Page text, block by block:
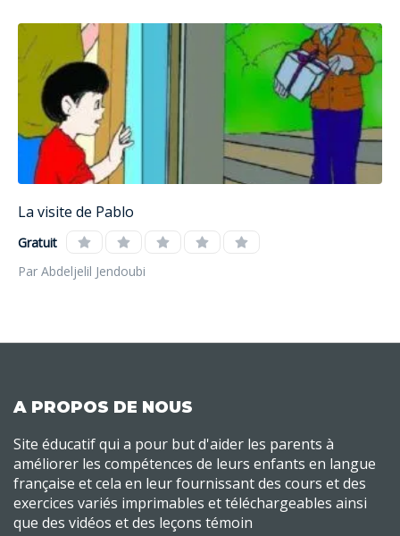
La visite de Pablo
Gratuit
Par Abdeljelil Jendoubi
A PROPOS DE NOUS
Site éducatif qui a pour but d'aider les parents à
améliorer les compétences de leurs enfants en langue
française et cela en leur fournissant des cours et des
exercices variés imprimables et téléchargeables ainsi
que des vidéos et des leçons témoin